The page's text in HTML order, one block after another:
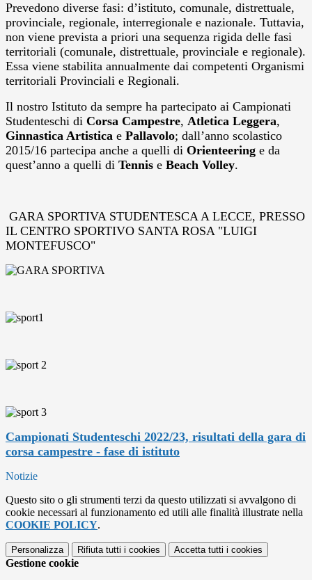
Prevedono diverse fasi: d’istituto, comunale, distrettuale,
provinciale, regionale, interregionale e nazionale. Tuttavia,
non viene prevista a priori una sequenza rigida delle fasi
territoriali (comunale, distrettuale, provinciale e regionale).
Essa viene stabilita annualmente dai competenti Organismi
territoriali Provinciali e Regionali.
Il nostro Istituto da sempre ha partecipato ai Campionati
Studenteschi di Corsa Campestre, Atletica Leggera,
Ginnastica Artistica e Pallavolo; dall’anno scolastico
2015/16 partecipa anche a quelli di Orienteering e da
quest’anno a quelli di Tennis e Beach Volley.
GARA SPORTIVA STUDENTESCA A LECCE, PRESSO
IL CENTRO SPORTIVO SANTA ROSA "LUIGI
MONTEFUSCO"
Campionati Studenteschi 2022/23, risultati della gara di
corsa campestre - fase di istituto
Notizie
Questo sito o gli strumenti terzi da questo utilizzati si avvalgono di
cookie necessari al funzionamento ed utili alle finalità illustrate nella
COOKIE POLICY.
Personalizza Rifiuta tutti i cookies Accetta tutti i cookies
Gestione cookie